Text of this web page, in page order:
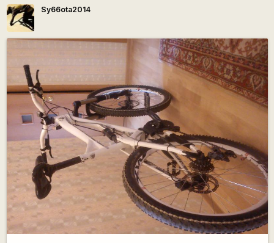
Sy66ota2014